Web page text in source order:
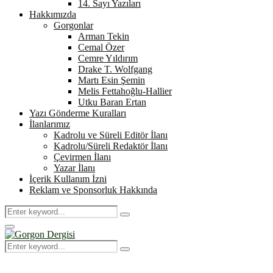
14. Sayı Yazıları
Hakkımızda
Gorgonlar
Arman Tekin
Cemal Özer
Cemre Yıldırım
Drake T. Wolfgang
Martı Esin Şemin
Melis Fettahoğlu-Hallier
Utku Baran Ertan
Yazı Gönderme Kuralları
İlanlarımız
Kadrolu ve Süreli Editör İlanı
Kadrolu/Süreli Redaktör İlanı
Çevirmen İlanı
Yazar İlanı
İçerik Kullanım İzni
Reklam ve Sponsorluk Hakkında
Search
for:
Search
Primary
Menu
Search
for:
Search